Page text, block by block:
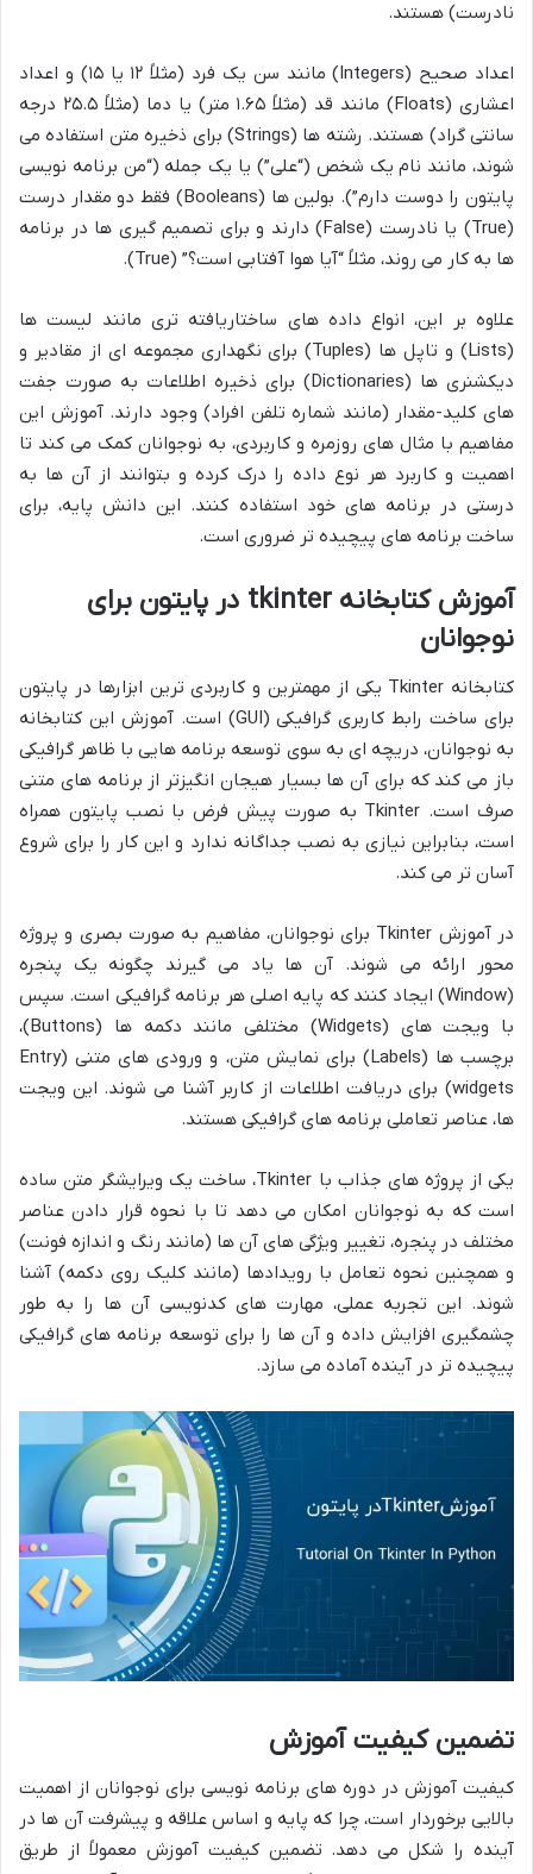
نادرست) هستند.
اعداد صحیح (Integers) مانند سن یک فرد (مثلاً ۱۲ یا ۱۵) و اعداد
اعشاری (Floats) مانند قد (مثلاً ۱.۶۵ متر) یا دما (مثلاً ۲۵.۵ درجه
سانتی گراد) هستند. رشته ها (Strings) برای ذخیره متن استفاده می
شوند، مانند نام یک شخص (“علی”) یا یک جمله (“من برنامه نویسی
پایتون را دوست دارم”). بولین ها (Booleans) فقط دو مقدار درست
(True) یا نادرست (False) دارند و برای تصمیم گیری ها در برنامه
ها به کار می روند، مثلاً “آیا هوا آفتابی است؟” (True).
علاوه بر این، انواع داده های ساختاریافته تری مانند لیست ها
(Lists) و تاپل ها (Tuples) برای نگهداری مجموعه ای از مقادیر و
دیکشنری ها (Dictionaries) برای ذخیره اطلاعات به صورت جفت
های کلید-مقدار (مانند شماره تلفن افراد) وجود دارند. آموزش این
مفاهیم با مثال های روزمره و کاربردی، به نوجوانان کمک می کند تا
اهمیت و کاربرد هر نوع داده را درک کرده و بتوانند از آن ها به
درستی در برنامه های خود استفاده کنند. این دانش پایه، برای
ساخت برنامه های پیچیده تر ضروری است.
آموزش کتابخانه tkinter در پایتون برای
نوجوانان
کتابخانه Tkinter یکی از مهمترین و کاربردی ترین ابزارها در پایتون
برای ساخت رابط کاربری گرافیکی (GUI) است. آموزش این کتابخانه
به نوجوانان، دریچه ای به سوی توسعه برنامه هایی با ظاهر گرافیکی
باز می کند که برای آن ها بسیار هیجان انگیزتر از برنامه های متنی
صرف است. Tkinter به صورت پیش فرض با نصب پایتون همراه
است، بنابراین نیازی به نصب جداگانه ندارد و این کار را برای شروع
آسان تر می کند.
در آموزش Tkinter برای نوجوانان، مفاهیم به صورت بصری و پروژه
محور ارائه می شوند. آن ها یاد می گیرند چگونه یک پنجره
(Window) ایجاد کنند که پایه اصلی هر برنامه گرافیکی است. سپس
با ویجت های (Widgets) مختلفی مانند دکمه ها (Buttons)،
برچسب ها (Labels) برای نمایش متن، و ورودی های متنی (Entry
widgets) برای دریافت اطلاعات از کاربر آشنا می شوند. این ویجت
ها، عناصر تعاملی برنامه های گرافیکی هستند.
یکی از پروژه های جذاب با Tkinter، ساخت یک ویرایشگر متن ساده
است که به نوجوانان امکان می دهد تا با نحوه قرار دادن عناصر
مختلف در پنجره، تغییر ویژگی های آن ها (مانند رنگ و اندازه فونت)
و همچنین نحوه تعامل با رویدادها (مانند کلیک روی دکمه) آشنا
شوند. این تجربه عملی، مهارت های کدنویسی آن ها را به طور
چشمگیری افزایش داده و آن ها را برای توسعه برنامه های گرافیکی
پیچیده تر در آینده آماده می سازد.
تضمین کیفیت آموزش
کیفیت آموزش در دوره های برنامه نویسی برای نوجوانان از اهمیت
بالایی برخوردار است، چرا که پایه و اساس علاقه و پیشرفت آن ها در
آینده را شکل می دهد. تضمین کیفیت آموزش معمولاً از طریق